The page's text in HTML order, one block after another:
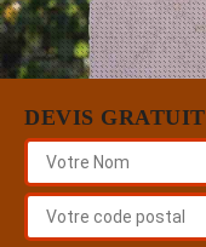
DEVIS GRATUIT